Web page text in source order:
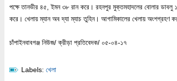
পক্ষে তানভীর ৪৫, ইমন ৩৮ রান করে। রহনপুর মুক্তমহাদলের বোলার
করে। খেলায় ম্যান অব দ্যা ম্যাচ তুহিন। আগামিকালের খেলায় অংশগ্রহণ
চাঁপাইনবাবগঞ্জ নিউজ/ ক্রীড়া প্রতিবেদক/ ০৫-০৪-১৭
Labels: খেলা